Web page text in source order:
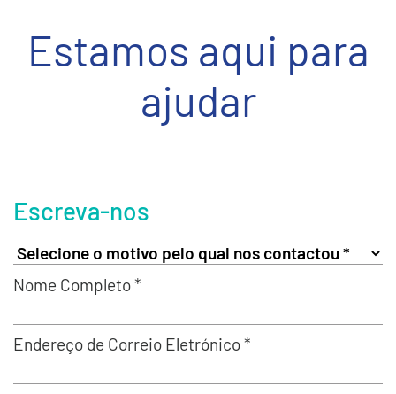
Estamos aqui para
ajudar
Escreva-nos
Nome Completo *
Endereço de Correio Eletrónico *